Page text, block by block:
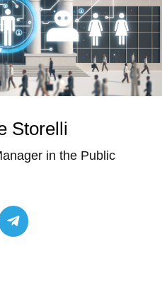
Storelli
in the Public